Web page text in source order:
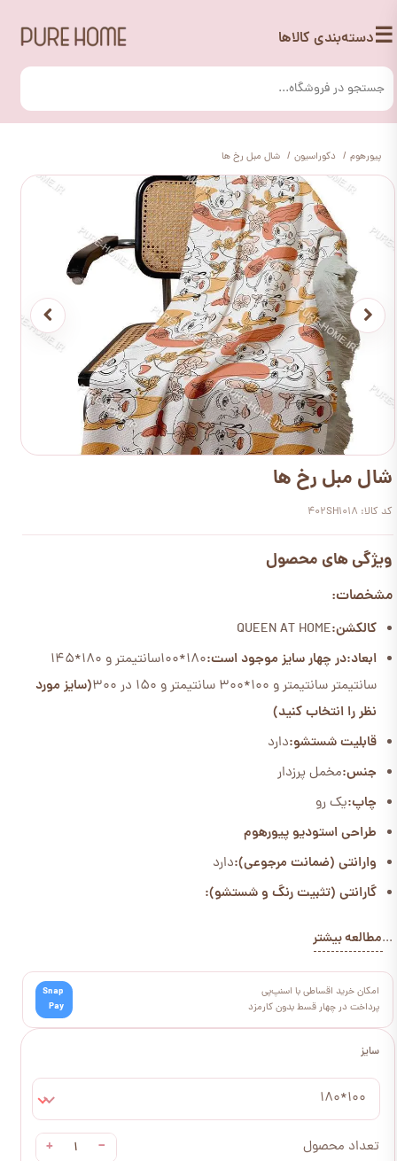
☰دسته‌بندی کالاها
پیورهوم دکوراسیون شال مبل رخ ها
سایز
100*180
تعداد محصول −
+
شال مبل رخ ها
کد کالا: 402SH1018
ویژگی های محصول
مشخصات:
کالکشن:QUEEN AT HOME
ابعاد:در چهار سایز موجود است:
180*100سانتیمتر و 180*145
سانتیمتر سانتیمتر و 100*300 سانتیمتر و 150 در 300
(سایز مورد
نظر را انتخاب کنید)
قابلیت شستشو:دارد
جنس:مخمل پرزدار
چاپ:یک رو
طراحی استودیو پیورهوم
وارانتی (ضمانت مرجوعی):دارد
گارانتی (تثبیت رنگ و شستشو):
...مطالعه بیشتر
امکان خرید اقساطی با اسنپ‌پی
پرداخت در چهار قسط بدون کارمزد
Snap
Pay